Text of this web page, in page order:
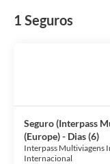
1 Seguros
Seguro (Interpass
(Europe) - Dias (6)
Interpass Multiviagens
Internacional